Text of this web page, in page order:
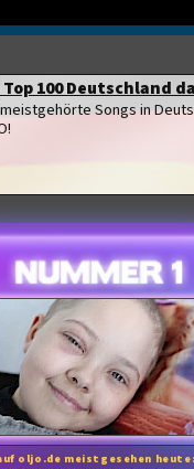
100 Deutschland
Songs in
oljo.de meistgesehen heute: